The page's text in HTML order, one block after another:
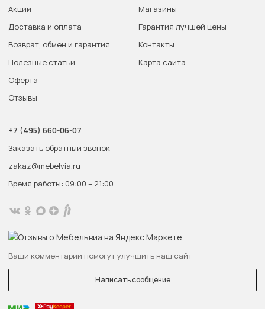
Акции
Доставка и оплата
Возврат, обмен и гарантия
Полезные статьи
Оферта
Отзывы
Магазины
Гарантия лучшей цены
Контакты
Карта сайта
+7 (495) 660-06-07
Заказать обратный звонок
zakaz@mebelvia.ru
Время работы: 09:00 – 21:00
Ваши комментарии помогут улучшить наш сайт
Написать сообщение